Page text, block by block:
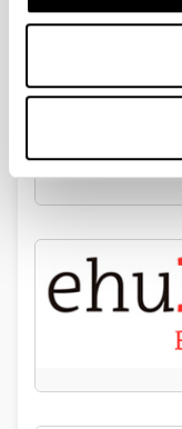
Campus